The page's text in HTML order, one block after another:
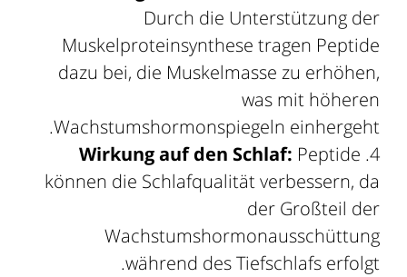
Durch die Unterstützung der
Muskelproteinsynthese tragen Peptide
dazu bei, die Muskelmasse zu erhöhen,
was mit höheren
Wachstumshormonspiegeln einhergeht.
Wirkung auf den Schlaf: Peptide
können die Schlafqualität verbessern, da
der Großteil der
Wachstumshormonausschüttung
während des Tiefschlafs erfolgt.